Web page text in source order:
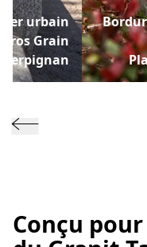
urbain
Grain
Perpignan
Conçu